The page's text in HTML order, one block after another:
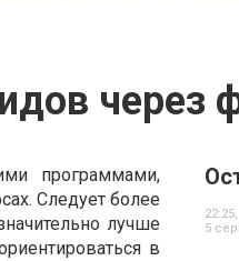
через
программами,
Следует более
лучше
в
22:25,
5